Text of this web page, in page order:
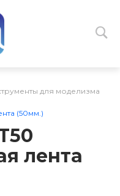
для моделизма
(50мм.)
лента